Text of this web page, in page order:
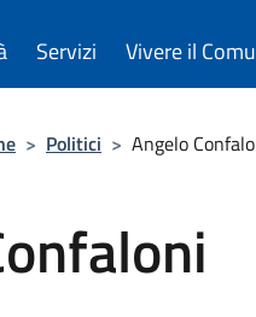
Servizi Vivere il
> Politici > Angelo